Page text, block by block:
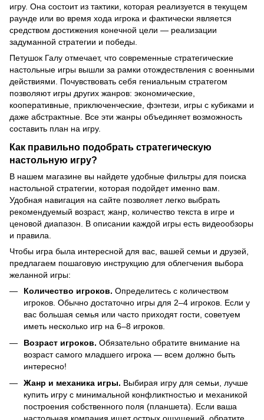
игру. Она состоит из тактики, которая реализуется в текущем
раунде или во время хода игрока и фактически является
средством достижения конечной цели — реализации
задуманной стратегии и победы.
Петушок Галу отмечает, что современные стратегические
настольные игры вышли за рамки отождествления с военными
действиями. Почувствовать себя гениальным стратегом
позволяют игры других жанров: экономические,
кооперативные, приключенческие, фэнтези, игры с кубиками и
даже абстрактные. Все эти жанры объединяет возможность
составить план на игру.
Как правильно подобрать стратегическую
настольную игру?
В нашем магазине вы найдете удобные фильтры для поиска
настольной стратегии, которая подойдет именно вам.
Удобная навигация на сайте позволяет легко выбрать
рекомендуемый возраст, жанр, количество текста в игре и
ценовой диапазон. В описании каждой игры есть видеообзоры
и правила.
Чтобы игра была интересной для вас, вашей семьи и друзей,
предлагаем пошаговую инструкцию для облегчения выбора
желанной игры:
Количество игроков. Определитесь с количеством
игроков. Обычно достаточно игры для 2–4 игроков. Если у
вас большая семья или часто приходят гости, советуем
иметь несколько игр на 6–8 игроков.
Возраст игроков. Обязательно обратите внимание на
возраст самого младшего игрока — всем должно быть
интересно!
Жанр и механика игры. Выбирая игру для семьи, лучше
купить игру с минимальной конфликтностью и механикой
построения собственного поля (планшета). Если ваша